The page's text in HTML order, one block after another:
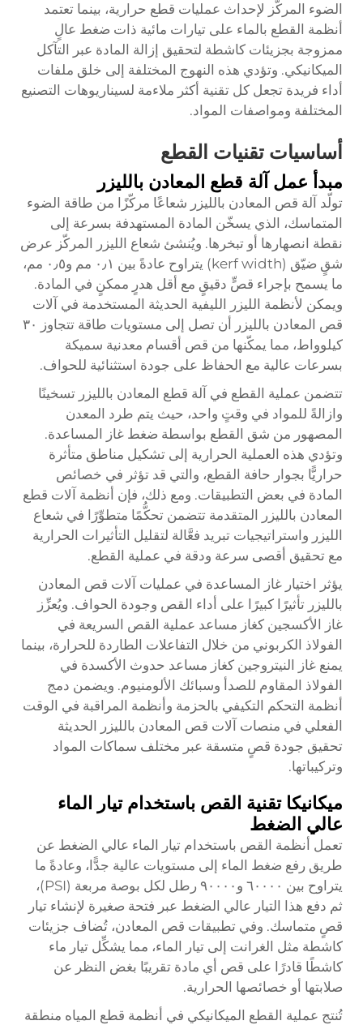
الضوء المركّز لإحداث عمليات قطع حرارية، بينما تعتمد
أنظمة القطع بالماء على تيارات مائية ذات ضغط عالٍ
ممزوجة بجزيئات كاشطة لتحقيق إزالة المادة عبر التآكل
الميكانيكي. وتؤدي هذه النهوج المختلفة إلى خلق ملفات
أداء فريدة تجعل كل تقنية أكثر ملاءمة لسيناريوهات التصنيع
المختلفة ومواصفات المواد.
أساسيات تقنيات القطع
مبدأ عمل آلة قطع المعادن بالليزر
تولّد آلة قص المعادن بالليزر شعاعًا مركّزًا من طاقة الضوء
المتماسك، الذي يسخّن المادة المستهدفة بسرعة إلى
نقطة انصهارها أو تبخرها. ويُنشئ شعاع الليزر المركّز عرض
شقٍ ضيّق (kerf width) يتراوح عادةً بين ٠٫١ مم و٠٫٥ مم،
ما يسمح بإجراء قصٍّ دقيقٍ مع أقل هدرٍ ممكنٍ في المادة.
ويمكن لأنظمة الليزر الليفية الحديثة المستخدمة في آلات
قص المعادن بالليزر أن تصل إلى مستويات طاقة تتجاوز ٣٠
كيلوواط، مما يمكّنها من قص أقسام معدنية سميكة
بسرعات عالية مع الحفاظ على جودة استثنائية للحواف.
تتضمن عملية القطع في آلة قطع المعادن بالليزر تسخينًا
وازالةً للمواد في وقتٍ واحد، حيث يتم طرد المعدن
المصهور من شق القطع بواسطة ضغط غاز المساعدة.
وتؤدي هذه العملية الحرارية إلى تشكيل مناطق متأثرة
حراريًّا بجوار حافة القطع، والتي قد تؤثر في خصائص
المادة في بعض التطبيقات. ومع ذلك، فإن أنظمة آلات قطع
المعادن بالليزر المتقدمة تتضمن تحكُّمًا متطوِّرًا في شعاع
الليزر واستراتيجيات تبريد فعَّالة لتقليل التأثيرات الحرارية
مع تحقيق أقصى سرعة ودقة في عملية القطع.
يؤثر اختيار غاز المساعدة في عمليات آلات قص المعادن
بالليزر تأثيرًا كبيرًا على أداء القص وجودة الحواف. ويُعزِّز
غاز الأكسجين كغاز مساعد عملية القص السريعة في
الفولاذ الكربوني من خلال التفاعلات الطاردة للحرارة، بينما
يمنع غاز النيتروجين كغاز مساعد حدوث الأكسدة في
الفولاذ المقاوم للصدأ وسبائك الألومنيوم. ويضمن دمج
أنظمة التحكم التكيفي بالحزمة وأنظمة المراقبة في الوقت
الفعلي في منصات آلات قص المعادن بالليزر الحديثة
تحقيق جودة قصٍ متسقة عبر مختلف سماكات المواد
وتركيباتها.
ميكانيكا تقنية القص باستخدام تيار الماء
عالي الضغط
تعمل أنظمة القص باستخدام تيار الماء عالي الضغط عن
طريق رفع ضغط الماء إلى مستويات عالية جدًّا، وعادةً ما
يتراوح بين ٦٠٠٠٠ و٩٠٠٠٠ رطل لكل بوصة مربعة (PSI)،
ثم دفع هذا التيار عالي الضغط عبر فتحة صغيرة لإنشاء تيار
قصٍ متماسك. وفي تطبيقات قص المعادن، تُضاف جزيئات
كاشطة مثل الغرانت إلى تيار الماء، مما يشكِّل تيار ماء
كاشطًا قادرًا على قص أي مادة تقريبًا بغض النظر عن
صلابتها أو خصائصها الحرارية.
تُنتج عملية القطع الميكانيكي في أنظمة قطع المياه منطقة